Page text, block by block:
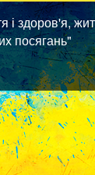
здоров'я,
посягань"